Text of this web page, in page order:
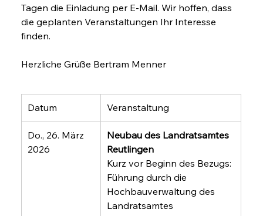
Tagen die Einladung per E-Mail. Wir hoffen, dass
die geplanten Veranstaltungen Ihr Interesse
finden.
Herzliche Grüße Bertram Menner
Datum Veranstaltung
Do., 26. März
2026
Neubau des Landratsamtes
Reutlingen
Kurz vor Beginn des Bezugs:
Führung durch die
Hochbauverwaltung des
Landratsamtes